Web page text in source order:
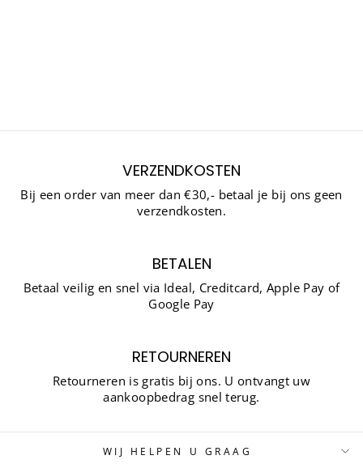
VERZENDKOSTEN
Bij een order van meer dan €30,- betaal je bij ons geen
verzendkosten.
BETALEN
Betaal veilig en snel via Ideal, Creditcard, Apple Pay of
Google Pay
RETOURNEREN
Retourneren is gratis bij ons. U ontvangt uw
aankoopbedrag snel terug.
WIJ HELPEN U GRAAG